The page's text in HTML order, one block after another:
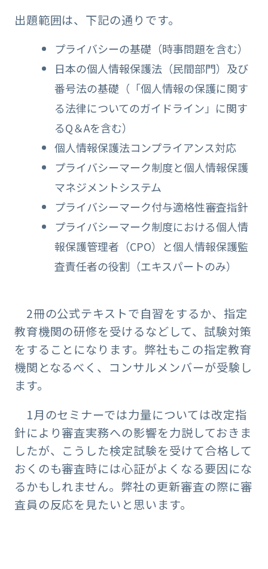
出題範囲は、下記の通りです。
プライバシーの基礎（時事問題を含む）
日本の個人情報保護法（民間部門）及び
番号法の基礎（「個人情報の保護に関す
る法律についてのガイドライン」に関す
るQ＆Aを含む）
個人情報保護法コンプライアンス対応
プライバシーマーク制度と個人情報保護
マネジメントシステム
プライバシーマーク付与適格性審査指針
プライバシーマーク制度における個人情
報保護管理者（CPO）と個人情報保護監
査責任者の役割（エキスパートのみ）
2冊の公式テキストで自習をするか、指定
教育機関の研修を受けるなどして、試験対策
をすることになります。弊社もこの指定教育
機関となるべく、コンサルメンバーが受験し
ます。
1月のセミナーでは力量については改定指
針により審査実務への影響を力説しておきま
したが、こうした検定試験を受けて合格して
おくのも審査時には心証がよくなる要因にな
るかもしれません。弊社の更新審査の際に審
査員の反応を見たいと思います。